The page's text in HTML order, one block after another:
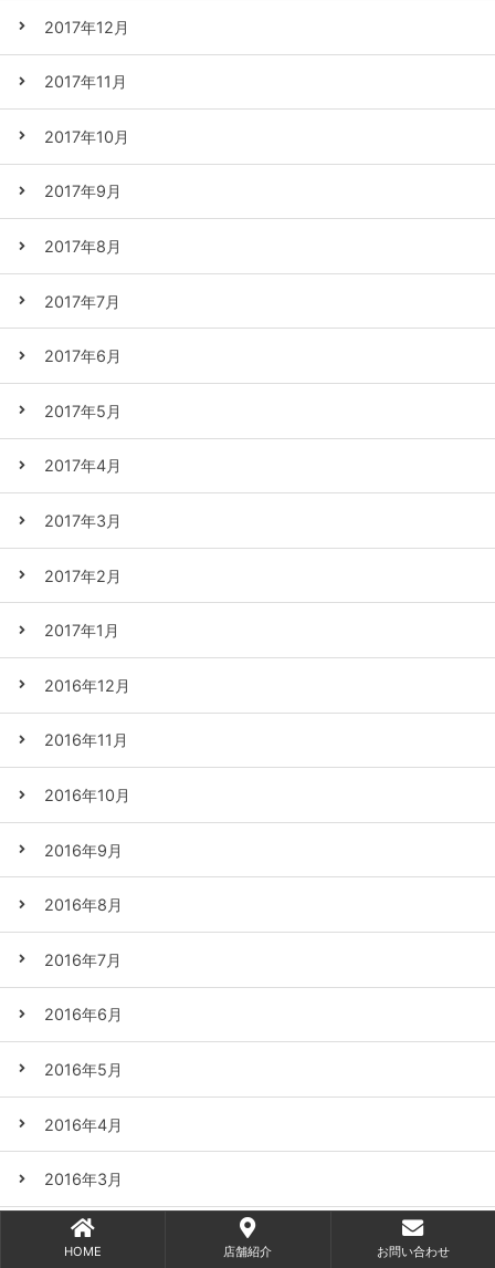
2017年12月
2017年11月
2017年10月
2017年9月
2017年8月
2017年7月
2017年6月
2017年5月
2017年4月
2017年3月
2017年2月
2017年1月
2016年12月
2016年11月
2016年10月
2016年9月
2016年8月
2016年7月
2016年6月
2016年5月
2016年4月
2016年3月
2016年2月
HOME 店舗紹介 お問い合わせ